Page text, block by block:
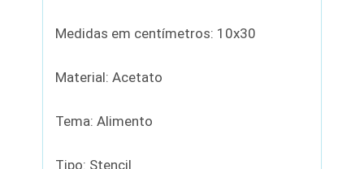
Medidas em centímetros: 10x30
Material: Acetato
Tema: Alimento
Tipo: Stencil